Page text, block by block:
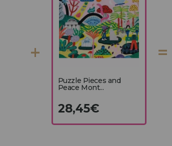
Puzzle Pieces and
Peace Mont...
28,45€